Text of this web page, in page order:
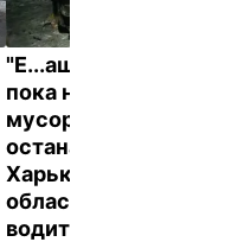
"Е...ашу 160. Ничего
пока не происходит,
мусора не
останавливают". В
Харьковской
области пьяный
водитель въехал в